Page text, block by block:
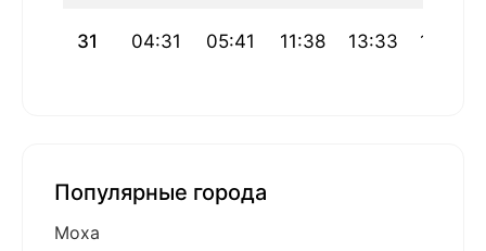
31 04:31 05:41 11:38 13:33 17:36
Популярные города
Моха